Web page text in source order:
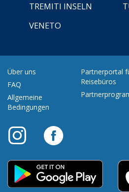
TREMITI INSELN
VENETO
Über uns
FAQ
Allgemeine
Bedingungen
Partnerportal
Reisebüros